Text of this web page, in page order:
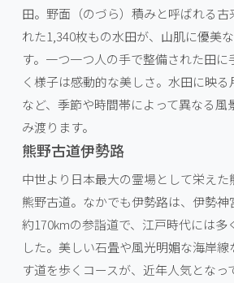
田。野面（のづら）積みと呼ばれる古
れた1,340枚もの水田が、山肌に優美
す。一つ一つ人の手で整備された田
く様子は感動的な美しさ。水田に映
など、季節や時間帯によって異なる風
み渡ります。
熊野古道伊勢路
中世より日本最大の霊場として栄えた
熊野古道。なかでも伊勢路は、伊勢
約170kmの参詣道で、江戸時代には多
した。美しい石畳や風光明媚な海岸
す道を歩くコースが、近年人気となっ